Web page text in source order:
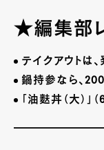
★編集部
テイクアウトは
鍋持参なら、 200
「油麩丼（大）」（